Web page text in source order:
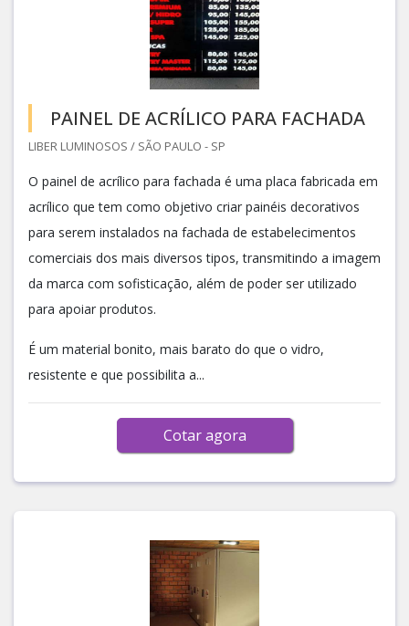
PAINEL DE ACRÍLICO PARA FACHADA
LIBER LUMINOSOS / SÃO PAULO - SP
O painel de acrílico para fachada é uma placa fabricada em
acrílico que tem como objetivo criar painéis decorativos
para serem instalados na fachada de estabelecimentos
comerciais dos mais diversos tipos, transmitindo a imagem
da marca com sofisticação, além de poder ser utilizado
para apoiar produtos.
É um material bonito, mais barato do que o vidro,
resistente e que possibilita a...
Cotar agora